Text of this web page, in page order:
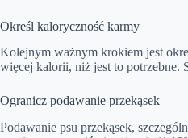
Określ kaloryczność karmy
Kolejnym ważnym krokiem jest
więcej kalorii, niż jest to potrzebne.
Ogranicz podawanie przekąsek
Podawanie psu przekąsek,